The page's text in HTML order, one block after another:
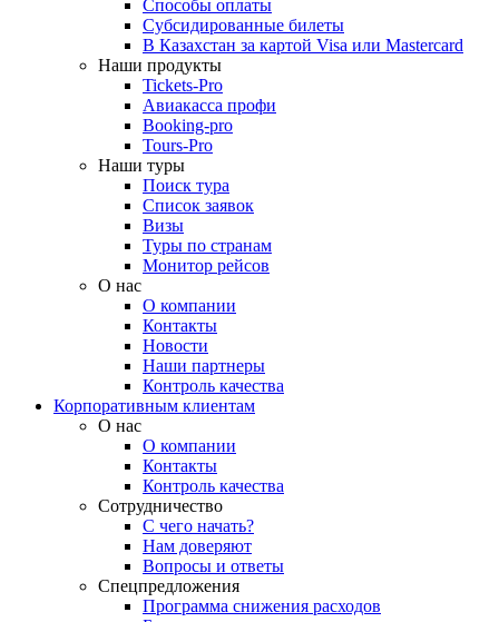
Способы оплаты
Субсидированные билеты
В Казахстан за картой Visa или Masterсard
Наши продукты
Tickets-Pro
Авиакасса профи
Booking-pro
Tours-Pro
Наши туры
Поиск тура
Список заявок
Визы
Туры по странам
Монитор рейсов
О нас
О компании
Контакты
Новости
Наши партнеры
Контроль качества
Корпоративным клиентам
О нас
О компании
Контакты
Контроль качества
Сотрудничество
С чего начать?
Нам доверяют
Вопросы и ответы
Спецпредложения
Программа снижения расходов